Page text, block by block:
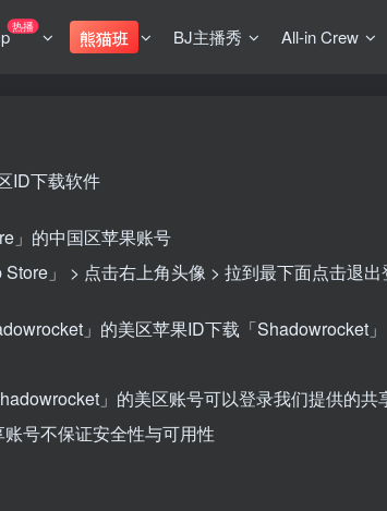
热播
熊猫班 BJ主播秀 All-in Crew
ID下载软件
」的中国区苹果账号
」 > 点击右上角头像 > 拉到最下面点击退出
」的美区苹果ID下载「Shadowrocket」
」的美区账号可以登录我们提供的共
号不保证安全性与可用性